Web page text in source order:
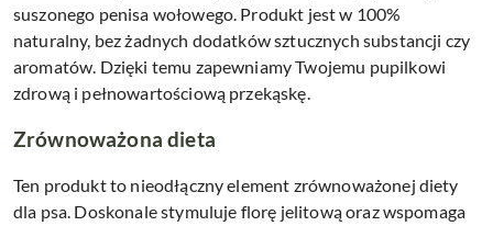
suszonego penisa wołowego. Produkt jest w 100%
naturalny, bez żadnych dodatków sztucznych substancji czy
aromatów. Dzięki temu zapewniamy Twojemu pupilkowi
zdrową i pełnowartościową przekąskę.
Zrównoważona dieta
Ten produkt to nieodłączny element zrównoważonej diety
dla psa. Doskonale stymuluje florę jelitową oraz wspomaga